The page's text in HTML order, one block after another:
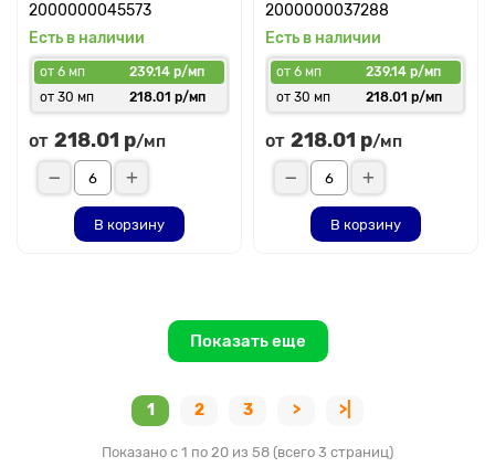
2000000045573
Есть в наличии
от 6 мп
239.14 р/мп
от 30 мп
218.01 р/мп
от 218.01 р/мп
В корзину
2000000037288
Есть в наличии
от 6 мп
239.14 р/мп
от 30 мп
218.01 р/мп
от 218.01 р/мп
В корзину
Показать еще
1 2 3 > >|
Показано с 1 по 20 из 58 (всего 3 страниц)